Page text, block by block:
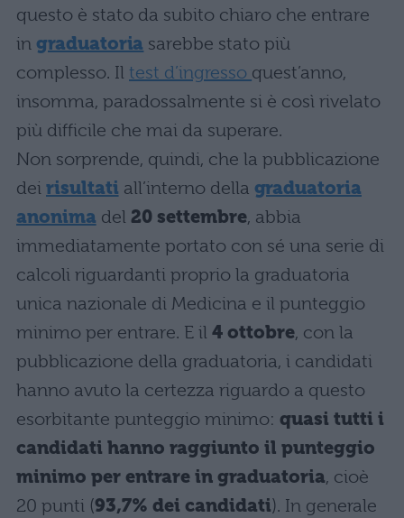
questo è stato da subito chiaro che entrare
in graduatoria sarebbe stato più
complesso. Il test d’ingresso quest’anno,
insomma, paradossalmente si è così rivelato
più difficile che mai da superare.
Non sorprende, quindi, che la pubblicazione
dei risultati all’interno della graduatoria
anonima del 20 settembre, abbia
immediatamente portato con sé una serie di
calcoli riguardanti proprio la graduatoria
unica nazionale di Medicina e il punteggio
minimo per entrare. E il 4 ottobre, con la
pubblicazione della graduatoria, i candidati
hanno avuto la certezza riguardo a questo
esorbitante punteggio minimo: quasi tutti i
candidati hanno raggiunto il punteggio
minimo per entrare in graduatoria, cioè
20 punti (93,7% dei candidati). In generale